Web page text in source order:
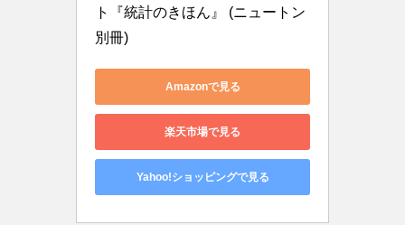
ト『統計のきほん』 (ニュートン
別冊)
Amazonで見る
楽天市場で見る
Yahoo!ショッピングで見る